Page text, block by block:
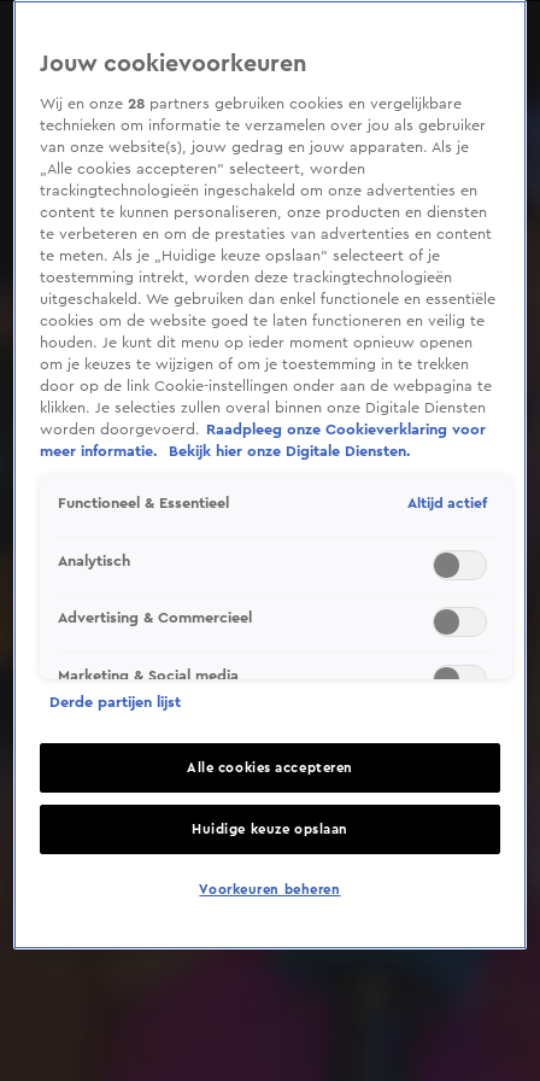
seconds
Deze video is niet beschikbaar op je huidige locatie
Jouw cookievoorkeuren
Wij en onze28 partners gebruiken cookies en vergelijkbare
technieken om informatie te verzamelen over jou als gebruiker
van onze website(s), jouw gedrag en jouw apparaten. Als je
„Alle cookies accepteren” selecteert, worden
trackingtechnologieën ingeschakeld om onze advertenties en
content te kunnen personaliseren, onze producten en diensten
te verbeteren en om de prestaties van advertenties en content
te meten. Als je „Huidige keuze opslaan” selecteert of je
toestemming intrekt, worden deze trackingtechnologieën
uitgeschakeld. We gebruiken dan enkel functionele en essentiële
cookies om de website goed te laten functioneren en veilig te
houden. Je kunt dit menu op ieder moment opnieuw openen
om je keuzes te wijzigen of om je toestemming in te trekken
door op de link Cookie-instellingen onder aan de webpagina te
klikken. Je selecties zullen overal binnen onze Digitale Diensten
worden doorgevoerd.
Raadpleeg onze Cookieverklaring voor
meer informatie.
Bekijk hier onze Digitale Diensten.
Functioneel & Essentieel Altijd actief
Analytisch
Advertising & Commercieel
Marketing & Social media
Derde partijen lijst
Alle cookies accepteren
Huidige keuze opslaan
Voorkeuren beheren